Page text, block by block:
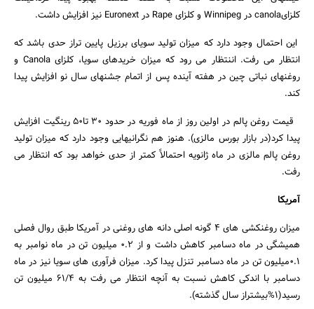
کلزایcanola در Winnipeg و کلزای Rape در Euronext نیز افزایش داشت.
این احتمال وجود دارد که میزان تولید سویای برزیل پایین تراز حدی باشد که
انتظار می رفت. اننتظار می رود که میزان خریدهای سویا، کلزای Canola و
روغنهای نباتی چین در هفته آینده پس از اتمام جشنهای سال نو افزایش پیدا
کند.
قیمت روغن پالم در اولین روز از ماه فوریه در حدود 30 تا50 رینگیت افزایش
پیدا کرد(در بازار بورس مالزی). هنوز هم نگرانیهایی وجود دارد که میزان تولید
روغن پالم مالزی در ماه ژانویه احتمالاً کمتر از حدی خواهد بود که انتظار می
رفت.
آمریکا
میزان روغنکشی های 4 گونه اصلی دانه های روغنی در آمریکا طبق روال فصلی
همیشگی در ماه دسامبر کاهش داشت و از 0.2 میلیون تن در ماه نوامبر به
0.1میلیون تن در ماه دسامبر تنزل پیدا کرد. میزان فرآوری های سویا نیز در ماه
دسامبر با اندکی کاهش نسبت به آنچه انتظار می رفت به 61/4 میلیون تن
رسید(1%بیشتراز سال گذشته).